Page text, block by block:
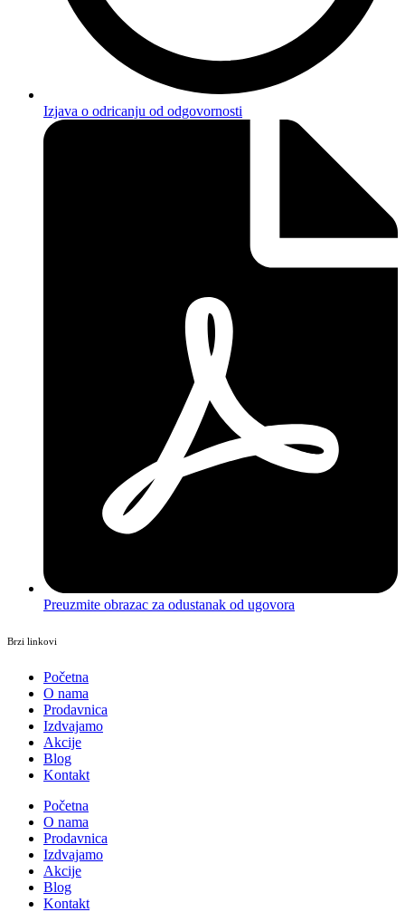
Izjava o odricanju od odgovornosti
Preuzmite obrazac za odustanak od ugovora
Brzi linkovi
Početna
O nama
Prodavnica
Izdvajamo
Akcije
Blog
Kontakt
Početna
O nama
Prodavnica
Izdvajamo
Akcije
Blog
Kontakt